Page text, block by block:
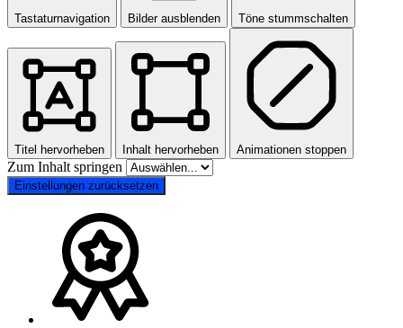
Tastaturnavigation Bilder ausblenden Töne stummschalten
Titel hervorheben Inhalt hervorheben Animationen stoppen
Zum Inhalt springen
Einstellungen zurücksetzen